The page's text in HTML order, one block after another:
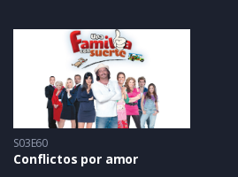
S03E60
Conflictos por amor